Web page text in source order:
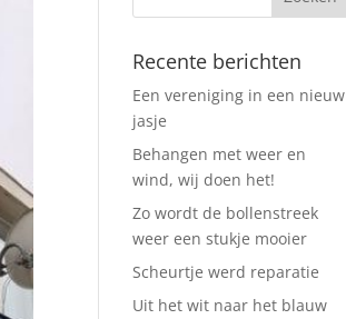
Recente berichten
Een vereniging in een nieuw
jasje
Behangen met weer en
wind, wij doen het!
Zo wordt de bollenstreek
weer een stukje mooier
Scheurtje werd reparatie
Uit het wit naar het blauw